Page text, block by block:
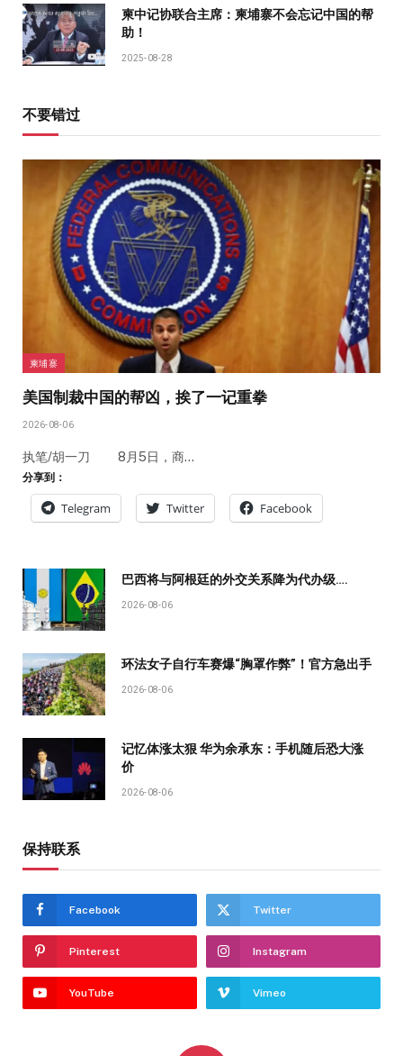
柬中记协联合主席：柬埔寨不会忘记中国的帮
助！
2025-08-28
不要错过
柬埔寨
美国制裁中国的帮凶，挨了一记重拳
2026-08-06
执笔/胡一刀 8月5日，商…
分享到：
Telegram Twitter Facebook
巴西将与阿根廷的外交关系降为代办级….
2026-08-06
环法女子自行车赛爆“胸罩作弊”！官方急出手
2026-08-06
记忆体涨太狠 华为余承东：手机随后恐大涨
价
2026-08-06
保持联系
Facebook Twitter
Pinterest Instagram
YouTube Vimeo